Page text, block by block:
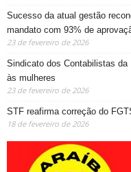
Sucesso da atual gestão
mandato com 93% de
23 de fevereiro de 2026
Sindicato dos Contabilistas
às mulheres
23 de fevereiro de 2026
STF reafirma correção do
18 de fevereiro de 2026